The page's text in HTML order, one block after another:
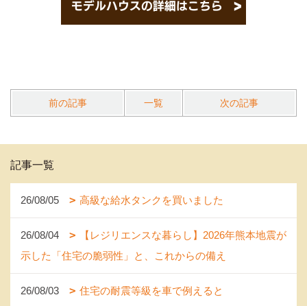
前の記事 一覧 次の記事
記事一覧
26/08/05 高級な給水タンクを買いました
26/08/04
【レジリエンスな暮らし】2026年熊本地震が
示した「住宅の脆弱性」と、これからの備え
26/08/03 住宅の耐震等級を車で例えると